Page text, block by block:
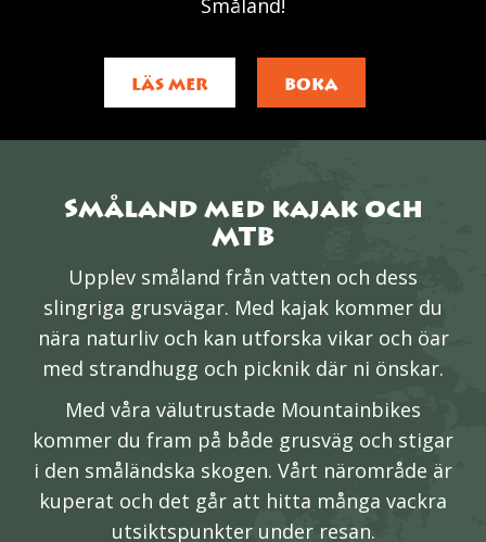
Småland!
LÄS MER BOKA
Småland med kajak och
MTB
Upplev småland från vatten och dess
slingriga grusvägar. Med kajak kommer du
nära naturliv och kan utforska vikar och öar
med strandhugg och picknik där ni önskar.
Med våra välutrustade Mountainbikes
kommer du fram på både grusväg och stigar
i den småländska skogen. Vårt närområde är
kuperat och det går att hitta många vackra
utsiktspunkter under resan.